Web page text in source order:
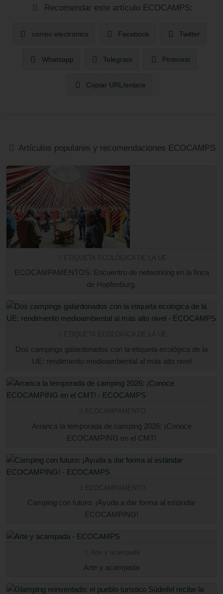
Recomendar este artículo ECOCAMPS:
correo electrónico Facebook Twitter
Whatsapp Telegram Pinterest
Copiar URL/enlace
Artículos populares y recomendaciones ECOCAMPS
ECOCAMPAMENTOS: Encuentro de networking en la finca
de Hopfenburg.
Dos campings galardonados con la etiqueta ecológica de la
UE: rendimiento medioambiental al más alto nivel
Arranca la temporada de camping 2026: ¡Conoce
ECOCAMPING en el CMT!
Camping con futuro: ¡Ayuda a dar forma al estándar
ECOCAMPING!
Arte y acampada